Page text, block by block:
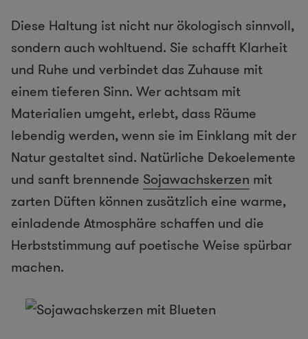
Diese Haltung ist nicht nur ökologisch sinnvoll,
sondern auch wohltuend. Sie schafft Klarheit
und Ruhe und verbindet das Zuhause mit
einem tieferen Sinn. Wer achtsam mit
Materialien umgeht, erlebt, dass Räume
lebendig werden, wenn sie im Einklang mit der
Natur gestaltet sind. Natürliche Dekoelemente
und sanft brennende Sojawachskerzen mit
zarten Düften können zusätzlich eine warme,
einladende Atmosphäre schaffen und die
Herbststimmung auf poetische Weise spürbar
machen.